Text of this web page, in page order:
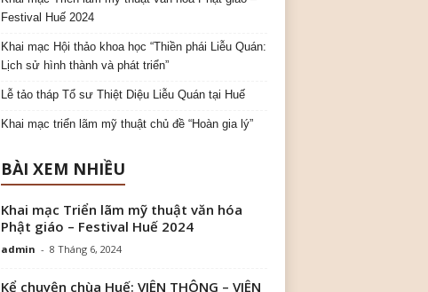
Festival Huế 2024
Khai mạc Hội thảo khoa học “Thiền phái Liễu Quán:
Lịch sử hình thành và phát triển”
Lễ tảo tháp Tổ sư Thiệt Diệu Liễu Quán tại Huế
Khai mạc triển lãm mỹ thuật chủ đề “Hoàn gia lý”
BÀI XEM NHIỀU
Khai mạc Triển lãm mỹ thuật văn hóa
Phật giáo – Festival Huế 2024
admin - 8 Tháng 6, 2024
Kể chuyện chùa Huế: VIÊN THÔNG – VIÊN